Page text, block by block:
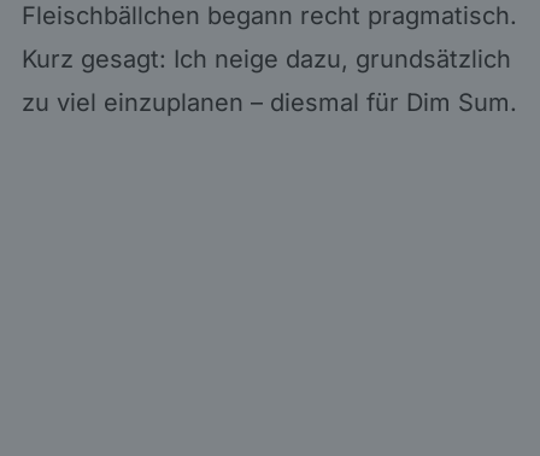
Fleischbällchen begann recht pragmatisch.
Kurz gesagt: Ich neige dazu, grundsätzlich
zu viel einzuplanen – diesmal für Dim Sum.